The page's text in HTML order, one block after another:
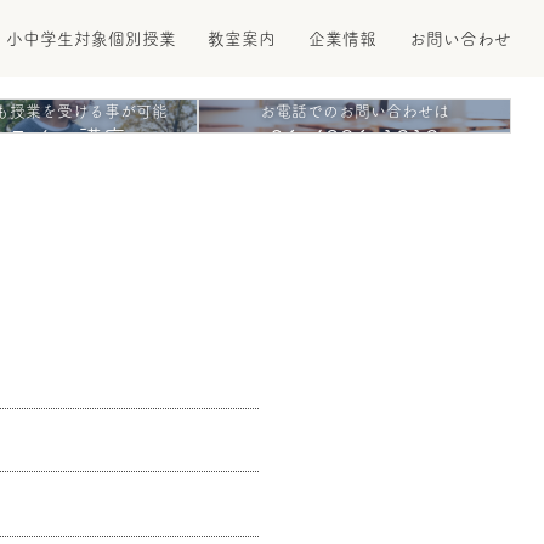
小中学生対象個別授業 教室案内 企業情報 お問い合わせ
授業を受ける事が可能
ライン講座
お電話でのお問い合わせは
06-4396-1212